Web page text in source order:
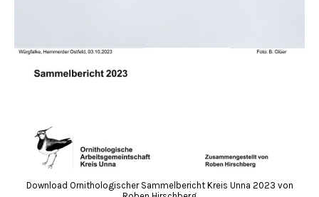
Download Ornithologischer Sammelbericht Kreis Unna 2023 von